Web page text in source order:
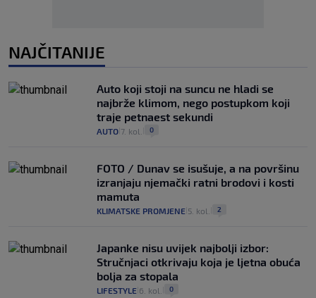
NAJČITANIJE
Auto koji stoji na suncu ne hladi se
najbrže klimom, nego postupkom koji
traje petnaest sekundi
AUTO 7. kol. 0
FOTO / Dunav se isušuje, a na površinu
izranjaju njemački ratni brodovi i kosti
mamuta
KLIMATSKE PROMJENE 5. kol. 2
Japanke nisu uvijek najbolji izbor:
Stručnjaci otkrivaju koja je ljetna obuća
bolja za stopala
LIFESTYLE 6. kol. 0